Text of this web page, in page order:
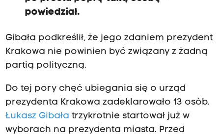
powiedział.
Gibała podkreślił, że jego zdaniem prezydent
Krakowa nie powinien być związany z żadną
partią polityczną.
Do tej pory chęć ubiegania się o urząd
prezydenta Krakowa zadeklarowało 13 osób.
Łukasz Gibała trzykrotnie startował już w
wyborach na prezydenta miasta. Przed